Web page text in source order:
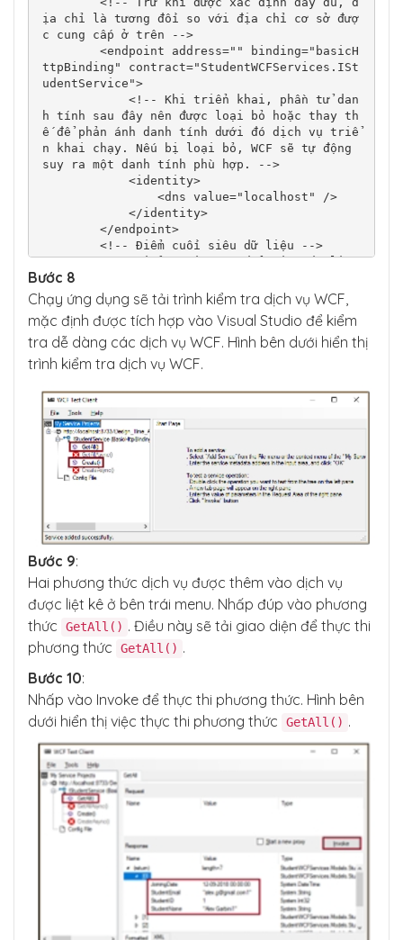
    }
ịa chỉ là tương đối so với địa chỉ cơ sở đượ
c cung cấp ở trên -->
ttpBinding" contract="StudentWCFServices.ISt
udentService">
h tính sau đây nên được loại bỏ hoặc thay th
ế để phản ánh danh tính dưới đó dịch vụ triể
n khai chạy. Nếu bị loại bỏ, WCF sẽ tự động
suy ra một danh tính phù hợp. -->
        <!-- Điểm cuối Trao đổi Siêu dữ liệu
được dịch vụ sử dụng để mô tả chính nó cho c
ác khách hàng. -->
        <!-- Điểm cuối này không sử dụng bin
ding an toàn và nên được bảo mật hoặc loại b
ỏ trước khi triển khai -->
        <endpoint address="mex" binding="mex
HttpBinding" contract="IMetadataExchange" />
    </service>
Bước 8
Chạy ứng dụng sẽ tải trình kiểm tra dịch vụ WCF,
mặc định được tích hợp vào Visual Studio để kiểm
tra dễ dàng các dịch vụ WCF. Hình bên dưới hiển thị
trình kiểm tra dịch vụ WCF.
Bước 9:
Hai phương thức dịch vụ được thêm vào dịch vụ
được liệt kê ở bên trái menu. Nhấp đúp vào phương
thức
GetAll() . Điều này sẽ tải giao diện để thực thi
phương thức
GetAll() .
Bước 10:
Nhấp vào Invoke để thực thi phương thức. Hình bên
dưới hiển thị việc thực thi phương thức
GetAll() .